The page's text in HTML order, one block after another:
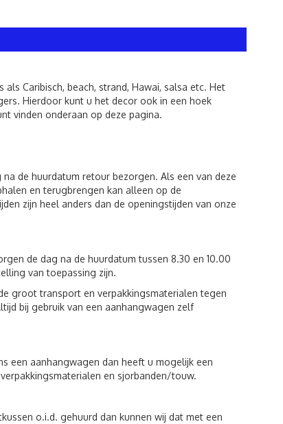
Caribisch, beach, strand, Hawai, salsa etc. Het
Hierdoor kunt u het decor ook in een hoek
vinden onderaan op deze pagina.
de huurdatum retour bezorgen. Als een van deze
en terugbrengen kan alleen op de
zijn heel anders dan de openingstijden van onze
de dag na de huurdatum tussen 8.30 en 10.00
van toepassing zijn.
groot transport en verpakkingsmaterialen tegen
bij gebruik van een aanhangwagen zelf
een aanhangwagen dan heeft u mogelijk een
en sjorbanden/touw.
o.i.d. gehuurd dan kunnen wij dat met een